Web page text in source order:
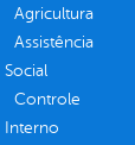
Agricultura
Assistência
Social
Controle
Interno